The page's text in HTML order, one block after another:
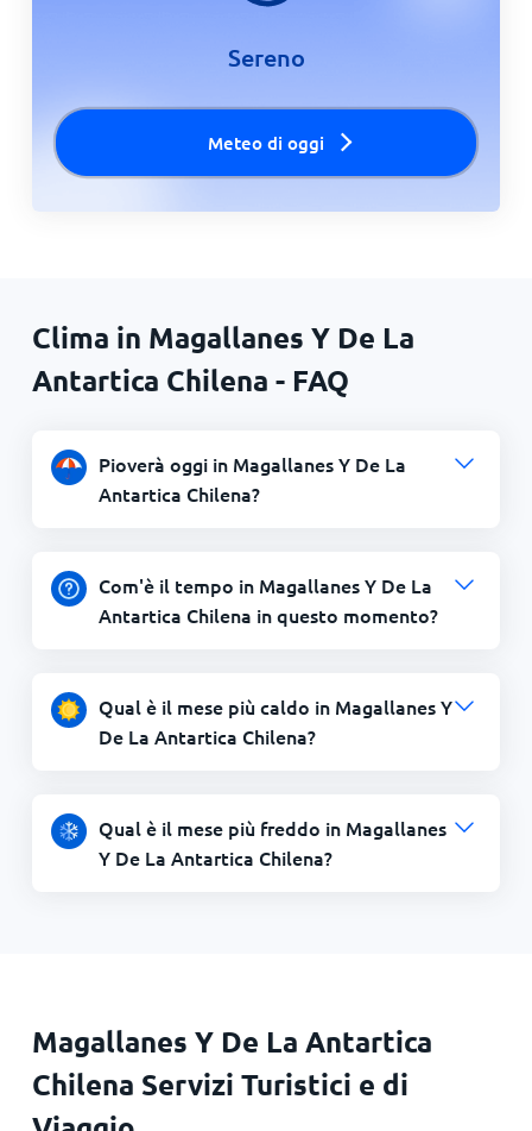
Sereno
Meteo di oggi
Clima in Magallanes Y De La
Antartica Chilena - FAQ
Pioverà oggi in Magallanes Y De La
Antartica Chilena?
Com'è il tempo in Magallanes Y De La
Antartica Chilena in questo momento?
Qual è il mese più caldo in Magallanes Y
De La Antartica Chilena?
Qual è il mese più freddo in Magallanes
Y De La Antartica Chilena?
Magallanes Y De La Antartica
Chilena Servizi Turistici e di